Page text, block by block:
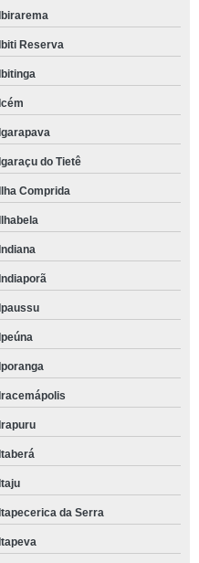
Ibirarema
Ibiti Reserva
Ibitinga
Icém
Igarapava
Igaraçu do Tietê
Ilha Comprida
Ilhabela
Indiana
Indiaporã
Ipaussu
Ipeúna
Iporanga
Iracemápolis
Irapuru
Itaberá
Itaju
Itapecerica da Serra
Itapeva